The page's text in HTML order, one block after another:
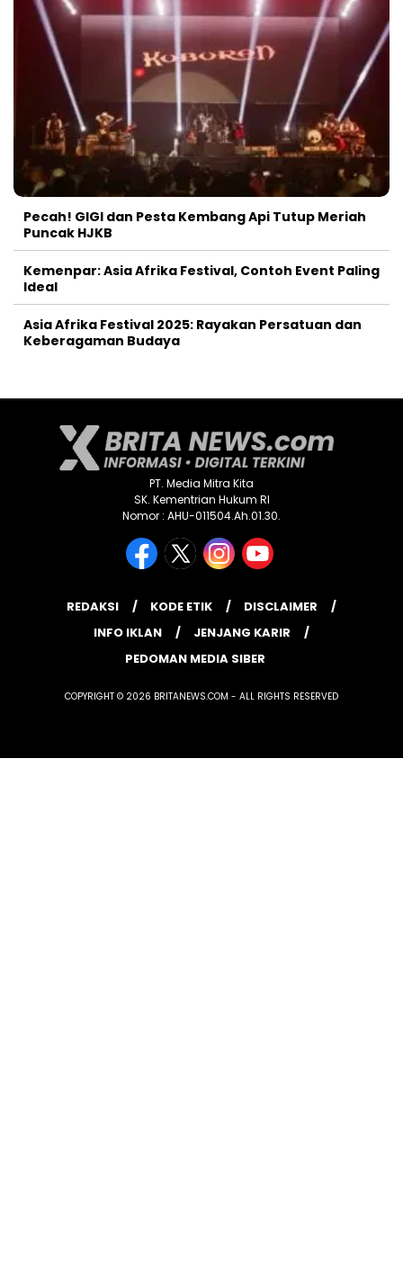
Pecah! GIGI dan Pesta Kembang Api Tutup Meriah
Puncak HJKB
Kemenpar: Asia Afrika Festival, Contoh Event Paling
Ideal
Asia Afrika Festival 2025: Rayakan Persatuan dan
Keberagaman Budaya
PT. Media Mitra Kita
SK. Kementrian Hukum RI
Nomor : AHU-011504.Ah.01.30.
REDAKSI KODE ETIK
DISCLAIMER
INFO IKLAN
JENJANG KARIR
PEDOMAN MEDIA SIBER
COPYRIGHT © 2026 BRITANEWS.COM - ALL RIGHTS RESERVED